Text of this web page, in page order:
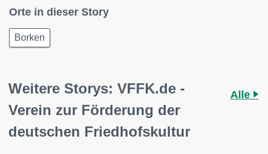
Orte in dieser Story
Borken
Weitere Storys: VFFK.de -
Verein zur Förderung der
deutschen Friedhofskultur
Alle